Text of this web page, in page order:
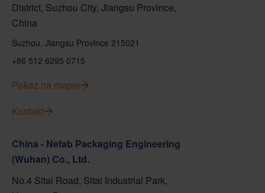
District, Suzhou City, Jiangsu Province,
China
Suzhou, Jiangsu Province 215021
+86 512 6295 0715
Pokaż na mapie
Kontakt
China - Nefab Packaging Engineering
(Wuhan) Co., Ltd.
No.4 Sitai Road, Sitai Industrial Park,